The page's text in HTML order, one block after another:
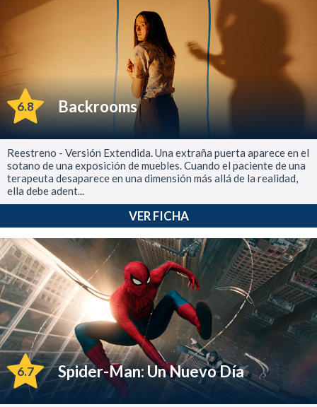
6.8 Backrooms
Reestreno - Versión Extendida. Una extraña puerta aparece en el
sotano de una exposición de muebles. Cuando el paciente de una
terapeuta desaparece en una dimensión más allá de la realidad,
ella debe adent...
VER FICHA
6.7 Spider-Man: Un Nuevo Día